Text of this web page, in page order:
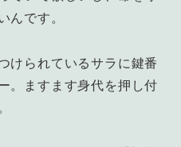
んです。
けられているサラに鍵番
。ますます身代を押し付